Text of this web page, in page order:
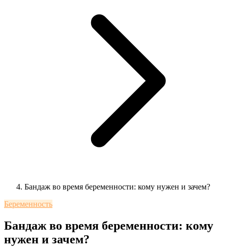
Бандаж во время беременности: кому нужен и зачем?
Беременность
Бандаж во время беременности: кому
нужен и зачем?